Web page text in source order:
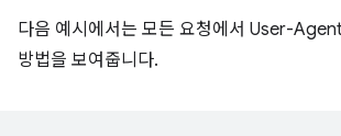
다음 예시에서는 모든 요청에서 User-
방법을 보여줍니다.